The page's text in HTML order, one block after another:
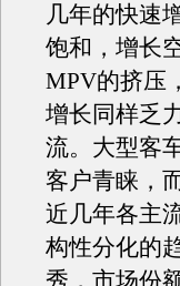
几年的快速
饱和，增长
MPV的挤压
增长同样乏
流。大型客
客户青睐，
近几年各主
构性分化的
秀，市场份